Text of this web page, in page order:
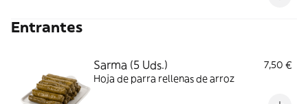
Entrantes
Sarma (5 Uds.)
7,50 €
Hoja de parra rellenas de arroz